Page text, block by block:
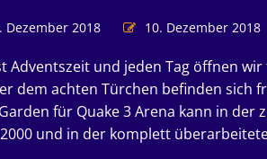
Dezember 2018 10. Dezember 2018
Adventszeit und jeden Tag öffnen
dem achten Türchen befinden sich
für Quake 3 Arena kann in
und in der komplett